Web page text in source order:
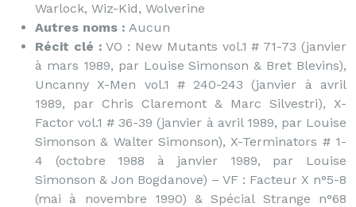
Warlock, Wiz-Kid, Wolverine
Autres noms : Aucun
Récit clé : VO : New Mutants vol.1 # 71-73 (janvier
à mars 1989, par Louise Simonson & Bret Blevins),
Uncanny X-Men vol.1 # 240-243 (janvier à avril
1989, par Chris Claremont & Marc Silvestri), X-
Factor vol.1 # 36-39 (janvier à avril 1989, par Louise
Simonson & Walter Simonson), X-Terminators # 1-
4 (octobre 1988 à janvier 1989, par Louise
Simonson & Jon Bogdanove) – VF : Facteur X n°5-8
(mai à novembre 1990) & Spécial Strange n°68